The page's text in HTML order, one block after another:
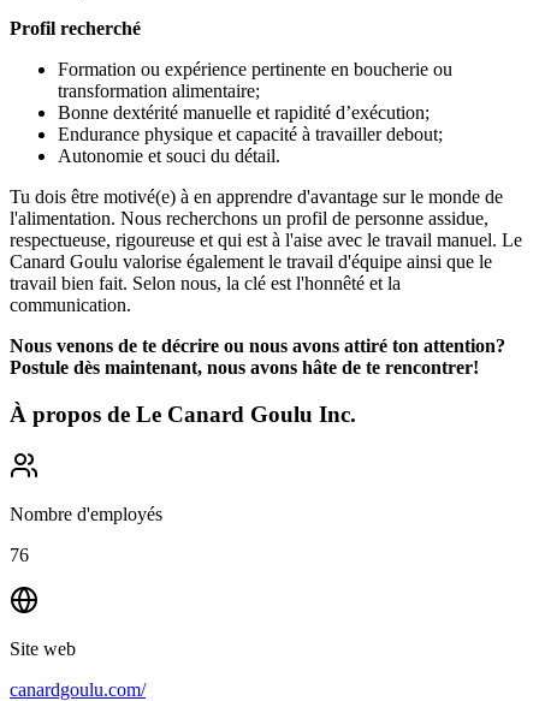
Profil recherché
Formation ou expérience pertinente en boucherie ou
transformation alimentaire;
Bonne dextérité manuelle et rapidité d’exécution;
Endurance physique et capacité à travailler debout;
Autonomie et souci du détail.
Tu dois être motivé(e) à en apprendre d'avantage sur le monde de
l'alimentation. Nous recherchons un profil de personne assidue,
respectueuse, rigoureuse et qui est à l'aise avec le travail manuel. Le
Canard Goulu valorise également le travail d'équipe ainsi que le
travail bien fait. Selon nous, la clé est l'honnêté et la
communication.
Nous venons de te décrire ou nous avons attiré ton attention?
Postule dès maintenant, nous avons hâte de te rencontrer!
À propos de Le Canard Goulu Inc.
Nombre d'employés
76
Site web
canardgoulu.com/